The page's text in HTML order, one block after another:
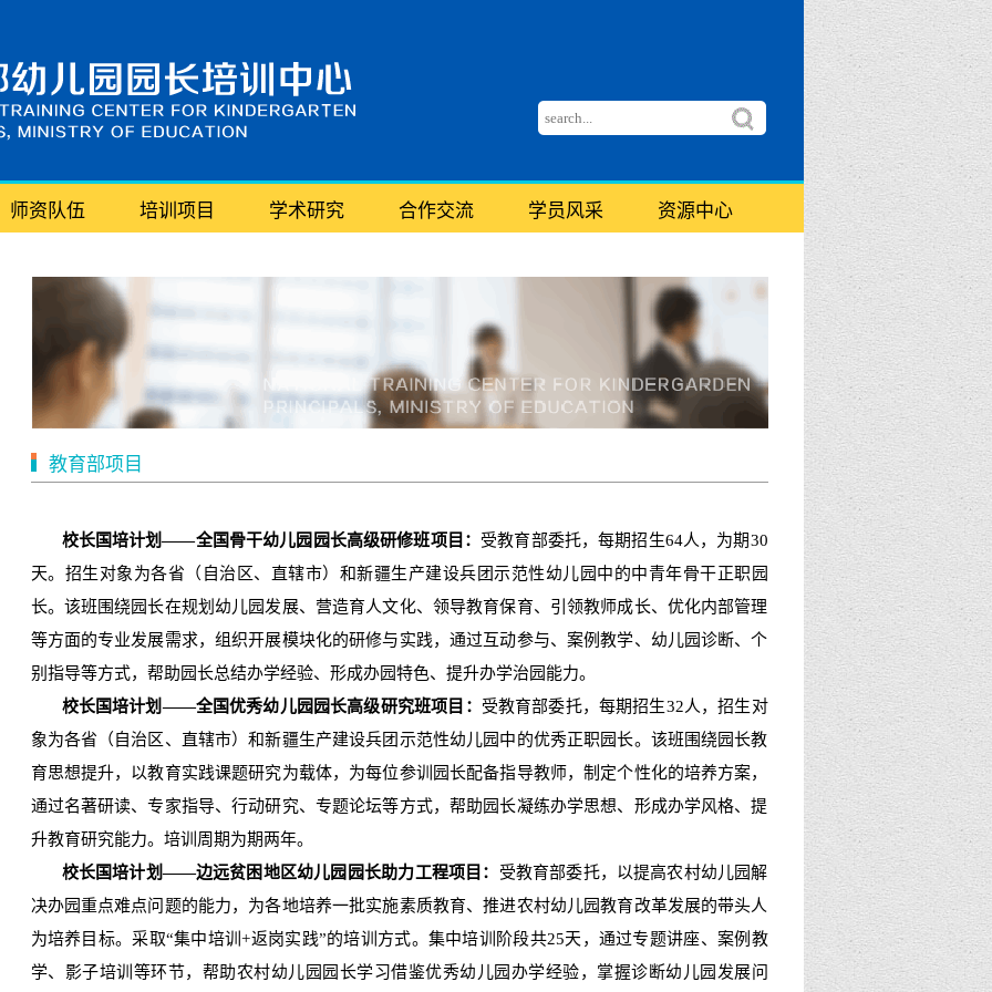
师资队伍 培训项目 学术研究 合作交流 学员风采 资源中心
教育部项目
校长国培计划——全国骨干幼儿园园长高级研修班项目： 受教育部委托，每期招生64人，为期30
天。招生对象为各省（自治区、直辖市）和新疆生产建设兵团示范性幼儿园中的中青年骨干正职园
长。该班围绕园长在规划幼儿园发展、营造育人文化、领导教育保育、引领教师成长、优化内部管理
等方面的专业发展需求，组织开展模块化的研修与实践，通过互动参与、案例教学、幼儿园诊断、个
别指导等方式，帮助园长总结办学经验、形成办园特色、提升办学治园能力。
校长国培计划——全国优秀幼儿园园长高级研究班项目： 受教育部委托，每期招生32人，招生对
象为各省（自治区、直辖市）和新疆生产建设兵团示范性幼儿园中的优秀正职园长。该班围绕园长教
育思想提升，以教育实践课题研究为载体，为每位参训园长配备指导教师，制定个性化的培养方案，
通过名著研读、专家指导、行动研究、专题论坛等方式，帮助园长凝练办学思想、形成办学风格、提
升教育研究能力。培训周期为期两年。
校长国培计划——边远贫困地区幼儿园园长助力工程项目： 受教育部委托，以提高农村幼儿园解
决办园重点难点问题的能力，为各地培养一批实施素质教育、推进农村幼儿园教育改革发展的带头人
为培养目标。采取“集中培训+返岗实践”的培训方式。集中培训阶段共25天，通过专题讲座、案例教
学、影子培训等环节，帮助农村幼儿园园长学习借鉴优秀幼儿园办学经验，掌握诊断幼儿园发展问